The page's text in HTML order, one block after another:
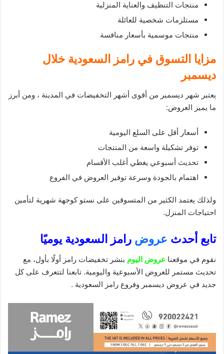
منتجات التنظيف والعناية المنزلية
مستلزمات شخصية للعائلة
منتجات موسمية بأسعار منافسة
مزايا التسوق في رامز السعودية خلال
ديسمبر
يعتبر شهر ديسمبر من أقوى أشهر التخفيضات في المدينة ، ومن أبرز
ما يميز العروض:
أسعار أقل على السلع اليومية
توفر تشكيلة واسعة من المنتجات
تحديث أسبوعي يغطي أغلب الأقسام
اهتمام بالجودة وسرعة توفير العروض في الفروع
ولذلك يعتمد الكثير من المتسوقين على نستو كوجهة شهرية لتأمين
احتياجات المنزل.
تابع أحدث عروض رامز السعودية يوميًا
نقوم في موقعنا عروض اليوم بنشر تخفيضات رامز أولًا بأول، مع
تحديث مستمر للعروض الأسبوعية واليومية. تابعنا لتتعرف على كل
جديد في عروض ديسمبر وفروع رامز السعودية .